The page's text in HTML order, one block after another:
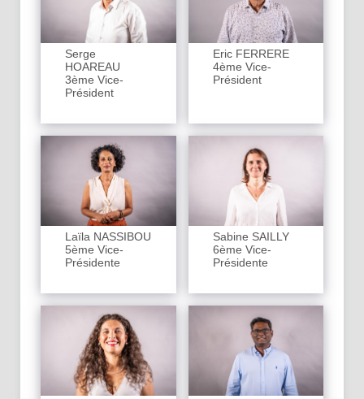
Serge
HOAREAU
3ème Vice-
Président
Eric FERRERE
4ème Vice-
Président
Laïla NASSIBOU
5ème Vice-
Présidente
Sabine SAILLY
6ème Vice-
Présidente